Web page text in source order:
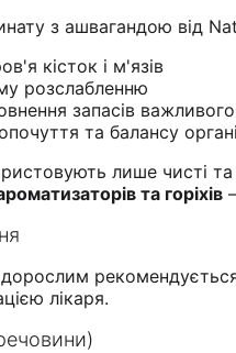
з ашвагандою від
кісток і м'язів
розслабленню
запасів
та балансу
лише чисті та
та горіхів
лікаря.